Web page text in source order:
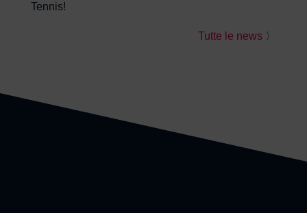
Tennis!
Tutte le news 〉